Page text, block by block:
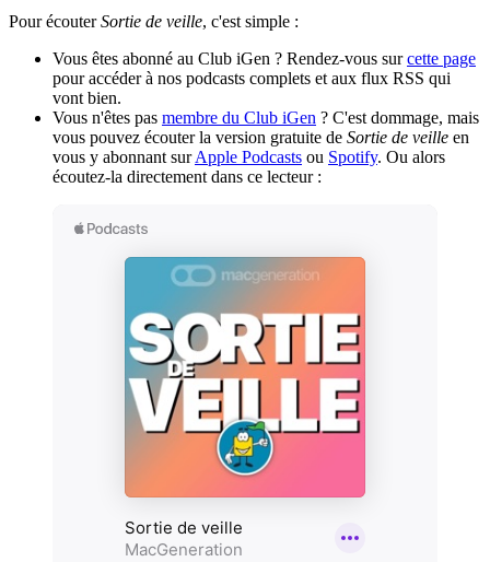
Pour écouterSortie de veille, c'est simple :
Vous êtes abonné au Club iGen ? Rendez-vous surcette page
pour accéder à nos podcasts complets et aux flux RSS qui
vont bien.
Vous n'êtes pas membre du Club iGen ? C'est dommage, mais
vous pouvez écouter la version gratuite de Sortie de veille en
vous y abonnant surApple Podcasts ou Spotify. Ou alors
écoutez-la directement dans ce lecteur :